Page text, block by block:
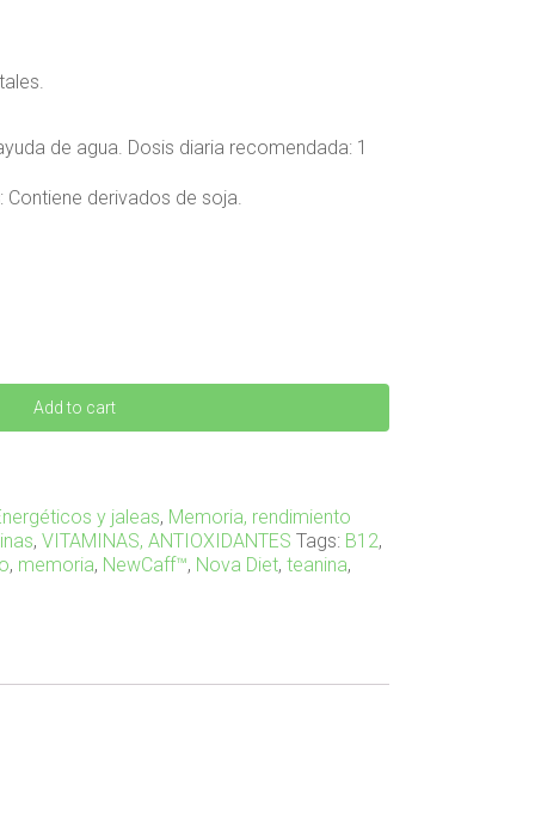
de agua. Dosis diaria recomendada: 1
: Contiene derivados de soja.
Add to cart
y jaleas, Memoria, rendimiento
, VITAMINAS, ANTIOXIDANTES Tags: B12,
, memoria, NewCaff™, Nova Diet, teanina,